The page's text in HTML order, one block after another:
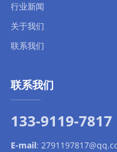
行业新闻
关于我们
联系我们
联系我们
133-9119-7817
E-mail: